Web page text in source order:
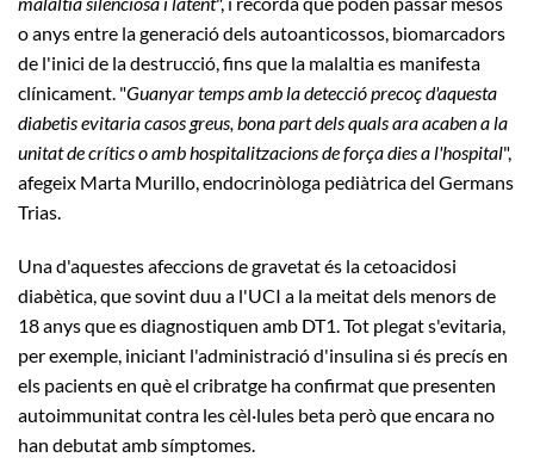
o anys entre la generació dels autoanticossos, biomarcadors
de l'inici de la destrucció, fins que la malaltia es manifesta
clínicament. "Guanyar temps amb la detecció precoç d'aquesta
diabetis evitaria casos greus, bona part dels quals ara acaben a la
unitat de crítics o amb hospitalitzacions de força dies a l'hospital",
afegeix Marta Murillo, endocrinòloga pediàtrica del Germans
Trias.
Una d'aquestes afeccions de gravetat és la cetoacidosi
diabètica, que sovint duu a l'UCI a la meitat dels menors de
18 anys que es diagnostiquen amb DT1. Tot plegat s'evitaria,
per exemple, iniciant l'administració d'insulina si és precís en
els pacients en què el cribratge ha confirmat que presenten
autoimmunitat contra les cèl·lules beta però que encara no
han debutat amb símptomes.